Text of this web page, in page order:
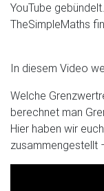
YouTube
TheSimpleMaths
In diesem Video
Welche
berechnet man
Hier haben wir
zusammengestellt